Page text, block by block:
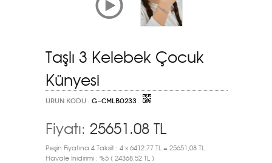
Taşlı 3 Kelebek Çocuk
Künyesi
ÜRÜN KODU : G-CMLB0233
Fiyatı: 25651.08 TL
Peşin Fiyatına 4 Taksit : 4 x 6412.77 TL = 25651,08 TL
Havale İnidirimi : %5 ( 24368.52 TL )